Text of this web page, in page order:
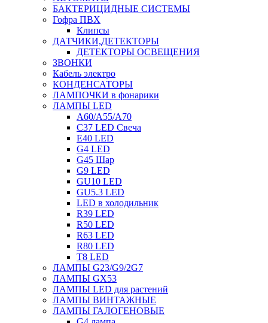
БАКТЕРИЦИДНЫЕ СИСТЕМЫ
Гофра ПВХ
Клипсы
ДАТЧИКИ,ДЕТЕКТОРЫ
ДЕТЕКТОРЫ ОСВЕЩЕНИЯ
ЗВОНКИ
Кабель электро
КОНДЕНСАТОРЫ
ЛАМПОЧКИ в фонарики
ЛАМПЫ LED
A60/A55/A70
C37 LED Свеча
E40 LED
G4 LED
G45 Шар
G9 LED
GU10 LED
GU5.3 LED
LED в холодильник
R39 LED
R50 LED
R63 LED
R80 LED
T8 LED
ЛАМПЫ G23/G9/2G7
ЛАМПЫ GX53
ЛАМПЫ LED для растений
ЛАМПЫ ВИНТАЖНЫЕ
ЛАМПЫ ГАЛОГЕНОВЫЕ